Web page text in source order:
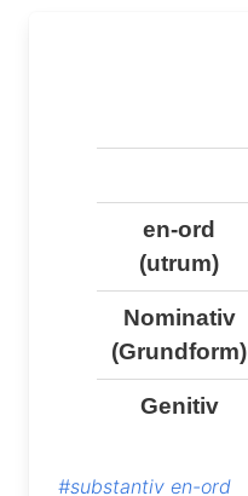
en-ord
(utrum)
Nominativ
(Grundform)
Genitiv
#substantiv en-ord